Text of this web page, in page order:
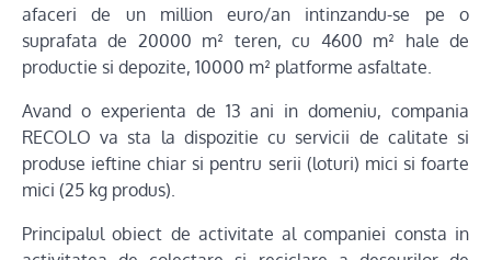
afaceri de un million euro/an intinzandu-se pe o
suprafata de 20000 m² teren, cu 4600 m² hale de
productie si depozite, 10000 m² platforme asfaltate.
Avand o experienta de 13 ani in domeniu, compania
RECOLO va sta la dispozitie cu servicii de calitate si
produse ieftine chiar si pentru serii (loturi) mici si foarte
mici (25 kg produs).
Principalul obiect de activitate al companiei consta in